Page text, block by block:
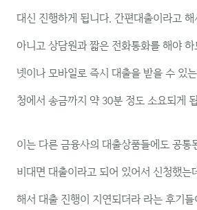
대신 진행하게 됩니다. 간편대출이라고
아니고 상담원과 짧은 전화통화를 해야
넷이나 모바일로 즉시 대출을 받을 수 있
청에서 송금까지 약 30분 정도 소요되게
이는 다른 금융사의 대출상품들에도 공통
비대면 대출이라고 되어 있어서 신청했는
해서 대출 진행이 지연되더라 라는 후기